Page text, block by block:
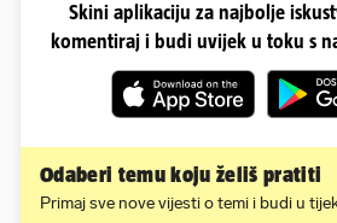
Skini aplikaciju za najbolje
komentiraj i budi uvijek u toku s
Odaberi temu koju želiš pratiti
Primaj sve nove vijesti o temi i budi u